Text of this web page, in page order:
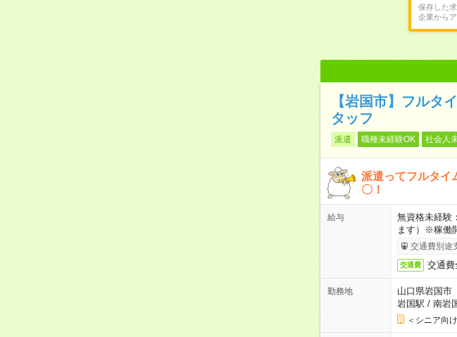
保存した
企業から
【岩国市】フルタ
タッフ
派遣 職種未経験OK 社会人
派遣ってフルタ
〇！
給与
無資格未経
ます）※稼働
交通費別途
交通費 交通
勤務地
山口県岩国市
岩国駅 / 南岩
＜シニア向